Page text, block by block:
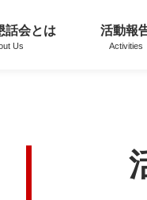
話会とは
Us
活動報
Activities